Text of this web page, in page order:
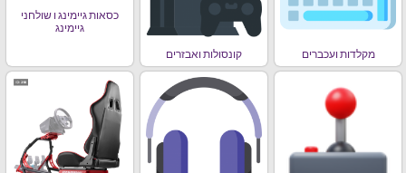
מקלדות ועכברים קונסולות ואבזרים
כסאות גיימינג ו שולחני
גיימינג